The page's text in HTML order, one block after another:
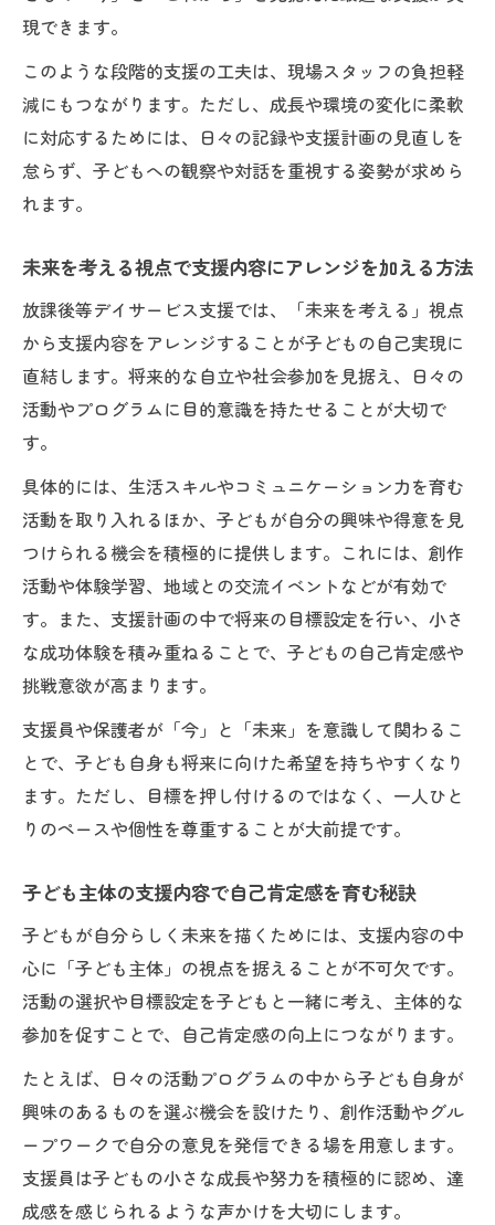
現できます。
このような段階的支援の工夫は、現場スタッフの負担軽
減にもつながります。ただし、成長や環境の変化に柔軟
に対応するためには、日々の記録や支援計画の見直しを
怠らず、子どもへの観察や対話を重視する姿勢が求めら
れます。
未来を考える視点で支援内容にアレンジを加える方法
放課後等デイサービス支援では、「未来を考える」視点
から支援内容をアレンジすることが子どもの自己実現に
直結します。将来的な自立や社会参加を見据え、日々の
活動やプログラムに目的意識を持たせることが大切で
す。
具体的には、生活スキルやコミュニケーション力を育む
活動を取り入れるほか、子どもが自分の興味や得意を見
つけられる機会を積極的に提供します。これには、創作
活動や体験学習、地域との交流イベントなどが有効で
す。また、支援計画の中で将来の目標設定を行い、小さ
な成功体験を積み重ねることで、子どもの自己肯定感や
挑戦意欲が高まります。
支援員や保護者が「今」と「未来」を意識して関わるこ
とで、子ども自身も将来に向けた希望を持ちやすくなり
ます。ただし、目標を押し付けるのではなく、一人ひと
りのペースや個性を尊重することが大前提です。
子ども主体の支援内容で自己肯定感を育む秘訣
子どもが自分らしく未来を描くためには、支援内容の中
心に「子ども主体」の視点を据えることが不可欠です。
活動の選択や目標設定を子どもと一緒に考え、主体的な
参加を促すことで、自己肯定感の向上につながります。
たとえば、日々の活動プログラムの中から子ども自身が
興味のあるものを選ぶ機会を設けたり、創作活動やグル
ープワークで自分の意見を発信できる場を用意します。
支援員は子どもの小さな成長や努力を積極的に認め、達
成感を感じられるような声かけを大切にします。